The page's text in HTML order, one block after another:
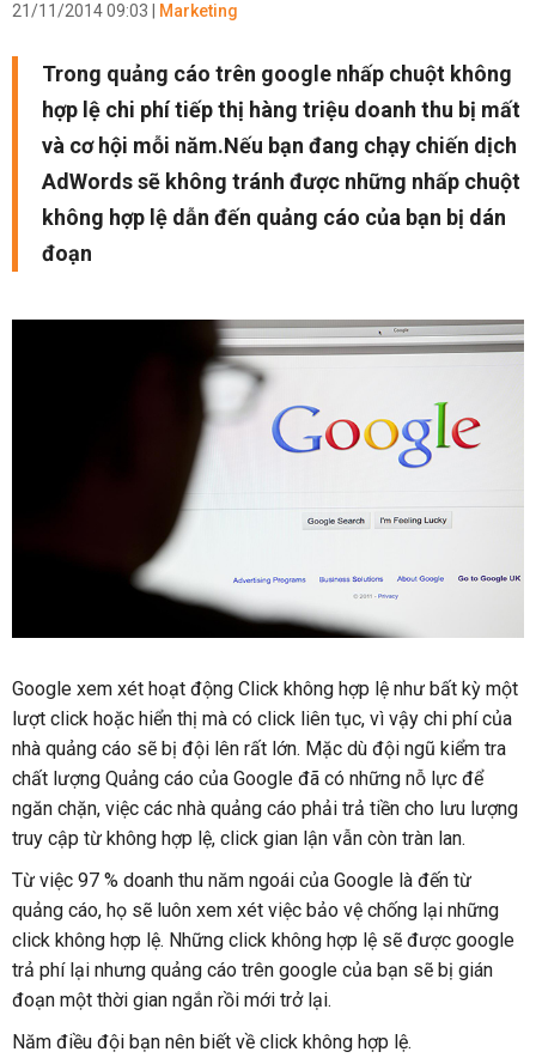
21/11/2014 09:03 | Marketing
Trong quảng cáo trên google nhấp chuột không
hợp lệ chi phí tiếp thị hàng triệu doanh thu bị mất
và cơ hội mỗi năm.Nếu bạn đang chạy chiến dịch
AdWords sẽ không tránh được những nhấp chuột
không hợp lệ dẫn đến quảng cáo của bạn bị dán
đoạn
Google xem xét hoạt động Click không hợp lệ như bất kỳ một
lượt click hoặc hiển thị mà có click liên tục, vì vậy chi phí của
nhà quảng cáo sẽ bị đội lên rất lớn. Mặc dù đội ngũ kiểm tra
chất lượng Quảng cáo của Google đã có những nỗ lực để
ngăn chặn, việc các nhà quảng cáo phải trả tiền cho lưu lượng
truy cập từ không hợp lệ, click gian lận vẫn còn tràn lan.
Từ việc 97 % doanh thu năm ngoái của Google là đến từ
quảng cáo, họ sẽ luôn xem xét việc bảo vệ chống lại những
click không hợp lệ. Những click không hợp lệ sẽ được google
trả phí lại nhưng quảng cáo trên google của bạn sẽ bị gián
đoạn một thời gian ngắn rồi mới trở lại.
Năm điều đội bạn nên biết về click không hợp lệ.